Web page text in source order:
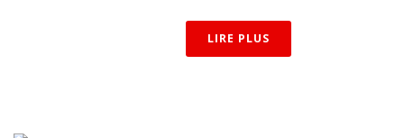
LIRE PLUS